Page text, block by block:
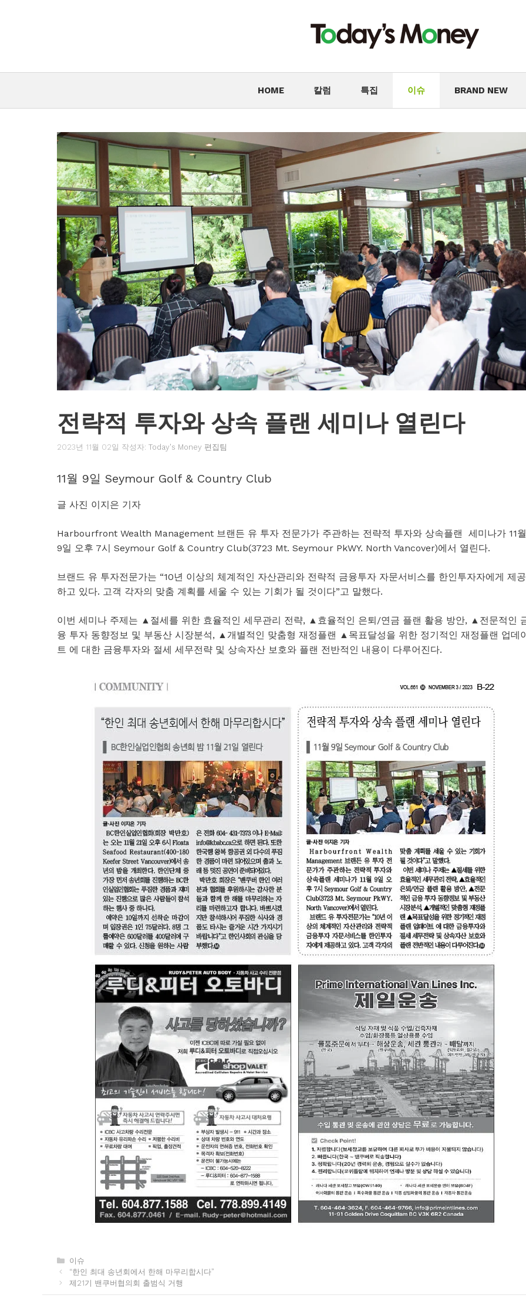
기
HOME 칼럼 특집 이슈 BRAND NEW
전략적 투자와 상속 플랜 세미나 열린다
2023년 11월 02일 작성자: Today's Money 편집팀
11월 9일 Seymour Golf & Country Club
글 사진 이지은 기자
Harbourfront Wealth Management 브랜든 유 투자 전문가가 주관하는 전략적 투자와 상속플랜 세미나가 11월
9일 오후 7시 Seymour Golf & Country Club(3723 Mt. Seymour PkWY. North Vancover)에서 열린다.
브랜드 유 투자전문가는 “10년 이상의 체계적인 자산관리와 전략적 금융투자 자문서비스를 한인투자자에게 제공
하고 있다. 고객 각자의 맞춤 계획를 세울 수 있는 기회가 될 것이다”고 말했다.
이번 세미나 주제는 ▲절세를 위한 효율적인 세무관리 전략, ▲효율적인 은퇴/연금 플랜 활용 방안, ▲전문적인
융 투자 동향정보 및 부동산 시장분석, ▲개별적인 맞춤형 재정플랜 ▲목표달성을 위한 정기적인 재정플랜 업데
트 에 대한 금융투자와 절세 세무전략 및 상속자산 보호와 플랜 전반적인 내용이 다루어진다.
카
테
고
리
이슈
“한인 최대 송년회에서 한해 마무리합시다”
제21기 밴쿠버협의회 출범식 거행